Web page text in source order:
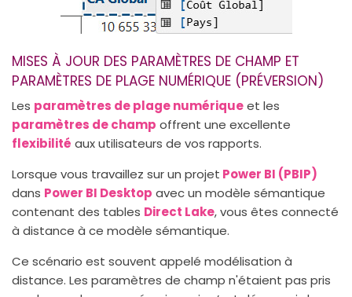
MISES À JOUR DES PARAMÈTRES DE CHAMP ET
PARAMÈTRES DE PLAGE NUMÉRIQUE (PRÉVERSION)
Les paramètres de plage numériqueet les
paramètres de champ offrent une excellente
flexibilité aux utilisateurs de vos rapports.
Lorsque vous travaillez sur un projet Power BI (PBIP)
dans Power BI Desktop avec un modèle sémantique
contenant des tables Direct Lake, vous êtes connecté
à distance à ce modèle sémantique.
Ce scénario est souvent appelé modélisation à
distance. Les paramètres de champ n'étaient pas pris